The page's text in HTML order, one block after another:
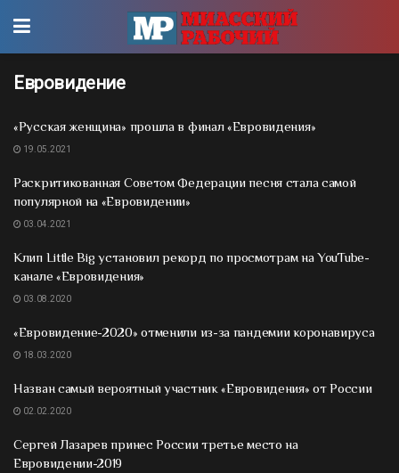
Евровидение
«Русская женщина» прошла в финал «Евровидения»
19.05.2021
Раскритикованная Советом Федерации песня стала самой
популярной на «Евровидении»
03.04.2021
Клип Little Big установил рекорд по просмотрам на YouTube-
канале «Евровидения»
03.08.2020
«Евровидение-2020» отменили из-за пандемии коронавируса
18.03.2020
Назван самый вероятный участник «Евровидения» от России
02.02.2020
Сергей Лазарев принес России третье место на
Евровидении-2019